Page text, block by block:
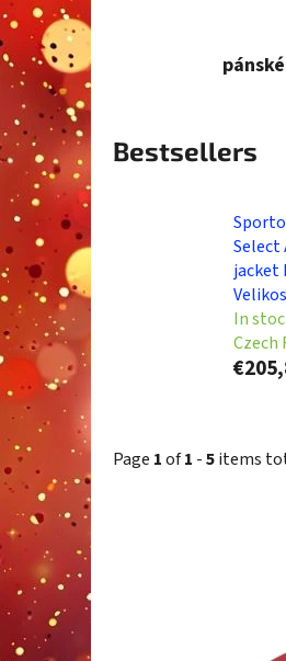
Bestsellers
jacket
In
Czech
Page 1of1 -5items